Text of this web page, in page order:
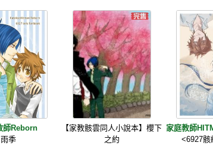
師Reborn
雨季
【家教骸雲同人小說本】櫻下
之約
家庭教師
<6927骸